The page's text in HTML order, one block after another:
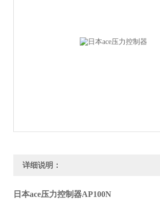
详细说明：
日本ace压力控制器AP100N